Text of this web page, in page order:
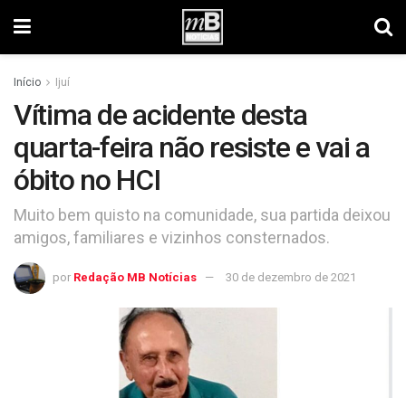
Início Ijuí
Vítima de acidente desta
quarta-feira não resiste e vai a
óbito no HCI
Muito bem quisto na comunidade, sua partida deixou
amigos, familiares e vizinhos consternados.
por Redação MB Notícias 30 de dezembro de 2021